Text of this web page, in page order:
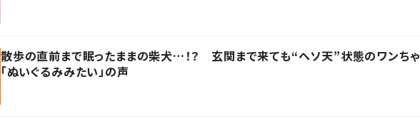
散歩の直前まで眠ったままの柴犬…！？ 玄関まで来ても“ヘソ天”状態のワンち
「ぬいぐるみみたい」の声